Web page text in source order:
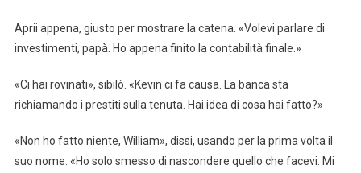
Aprii appena, giusto per mostrare la catena. «Volevi parlare di
investimenti, papà. Ho appena finito la contabilità finale.»
«Ci hai rovinati», sibilò. «Kevin ci fa causa. La banca sta
richiamando i prestiti sulla tenuta. Hai idea di cosa hai fatto?»
«Non ho fatto niente, William», dissi, usando per la prima volta il
suo nome. «Ho solo smesso di nascondere quello che facevi. Mi